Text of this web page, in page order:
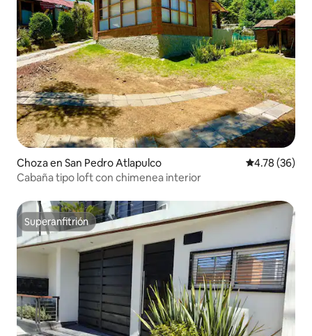
Choza en San Pedro Atlapulco Calificación
4.78 (36)
Cabaña tipo loft con chimenea interior
Superanfitrión
Superanfitrión